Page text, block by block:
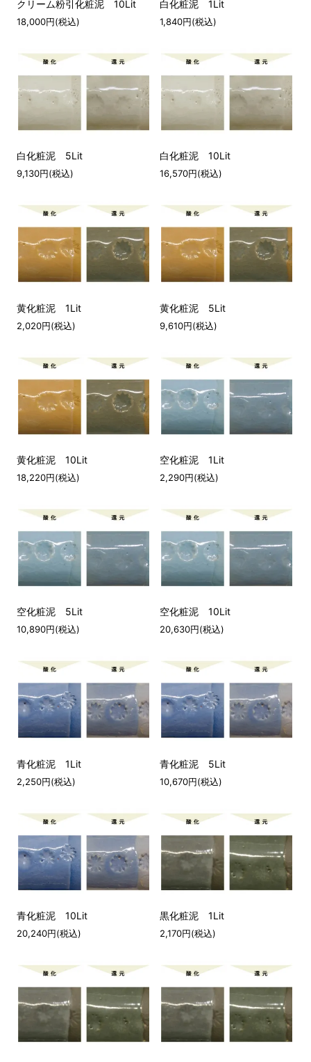
クリーム粉引化粧泥 10Lit
18,000円(税込)
白化粧泥 1Lit
1,840円(税込)
白化粧泥 5Lit
9,130円(税込)
白化粧泥 10Lit
16,570円(税込)
黄化粧泥 1Lit
2,020円(税込)
黄化粧泥 5Lit
9,610円(税込)
黄化粧泥 10Lit
18,220円(税込)
空化粧泥 1Lit
2,290円(税込)
空化粧泥 5Lit
10,890円(税込)
空化粧泥 10Lit
20,630円(税込)
青化粧泥 1Lit
2,250円(税込)
青化粧泥 5Lit
10,670円(税込)
青化粧泥 10Lit
20,240円(税込)
黒化粧泥 1Lit
2,170円(税込)